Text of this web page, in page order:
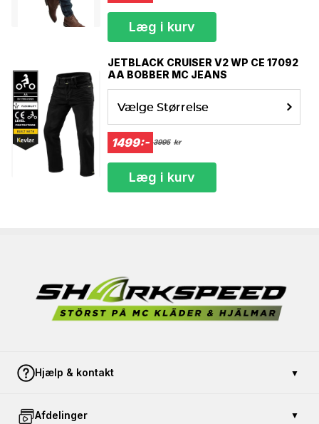
Læg i kurv
JETBLACK CRUISER V2 WP CE 17092
AA BOBBER MC JEANS
Vælge Størrelse
1499:- 3995 kr
Læg i kurv
Hjælp & kontakt ▼
Kontakt os
Afdelinger ▼